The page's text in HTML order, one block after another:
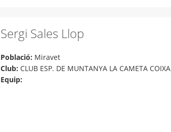
Sergi Sales Llop
Població: Miravet
Club: CLUB ESP. DE MUNTANYA LA CAMETA COIXA
Equip: